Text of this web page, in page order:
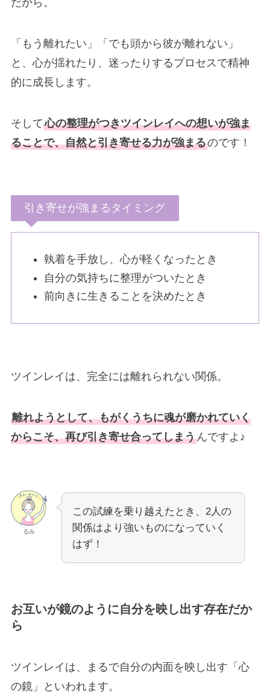
「もう離れたい」「でも頭から彼が離れない」
と、心が揺れたり、迷ったりするプロセスで精神
的に成長します。
そして心の整理がつきツインレイへの想いが強ま
ることで、自然と引き寄せる力が強まるのです！
引き寄せが強まるタイミング
執着を手放し、心が軽くなったとき
自分の気持ちに整理がついたとき
前向きに生きることを決めたとき
ツインレイは、完全には離れられない関係。
離れようとして、もがくうちに魂が磨かれていく
からこそ、再び引き寄せ合ってしまうんですよ♪
るみ
この試練を乗り越えたとき、2人の
関係はより強いものになっていく
はず！
お互いが鏡のように自分を映し出す存在だか
ら
ツインレイは、まるで自分の内面を映し出す「心
の鏡」といわれます。